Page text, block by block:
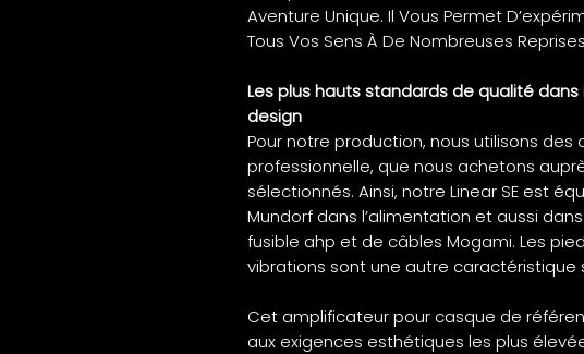
Aventure Unique. Il Vous Permet
Tous Vos Sens À De Nombreuses
Les plus hauts standards de qualité
design
Pour notre production, nous utilisons
professionnelle, que nous achetons
sélectionnés. Ainsi, notre Linear SE est
Mundorf dans l’alimentation et aussi
fusible ahp et de câbles Mogami. Les
vibrations sont une autre caractéristique
Cet amplificateur pour casque de
aux exigences esthétiques les plus